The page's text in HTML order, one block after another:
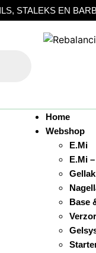
BARBICIDE |
Home
Webshop
E.Mi
E.Mi
Gellak
Base